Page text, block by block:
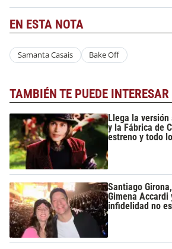
EN ESTA NOTA
Samanta Casais Bake Off
TAMBIÉN TE PUEDE INTERESAR
Llega la
y la Fábrica de
estreno y todo
Santiago
Gimena Accardi
infidelidad no